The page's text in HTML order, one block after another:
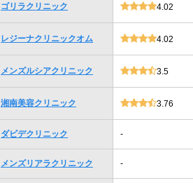
ゴリラクリニック 4.02
レジーナクリニックオム 4.02
メンズルシアクリニック 3.5
湘南美容クリニック 3.76
ダビデクリニック -
メンズリアラクリニック -